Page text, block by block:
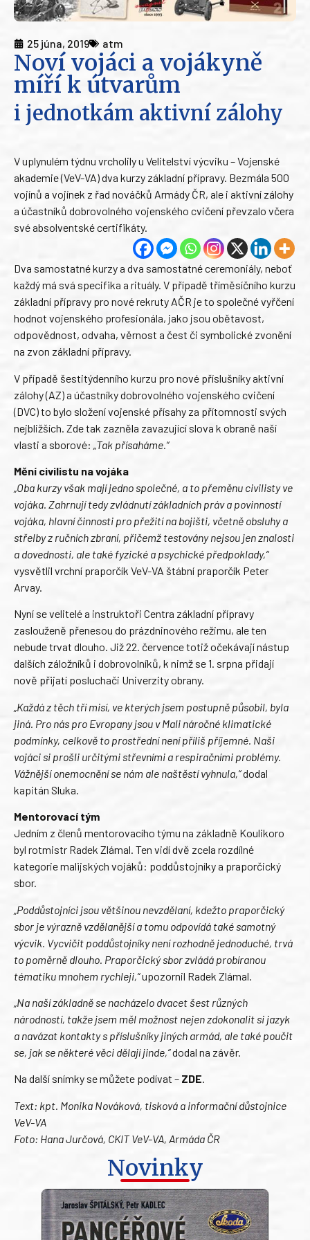
25 júna, 2019 atm
Noví vojáci a vojákyně
míří k útvarům
i jednotkám aktivní zálohy
V uplynulém týdnu vrcholily u Velitelství výcviku – Vojenské
akademie (VeV-VA) dva kurzy základní přípravy. Bezmála 500
vojínů a vojínek z řad nováčků Armády ČR, ale i aktivní zálohy
a účastníků dobrovolného vojenského cvičení převzalo včera
své absolventské certifikáty.
Dva samostatné kurzy a dva samostatné ceremoniály, neboť
každý má svá specifika a rituály. V případě tříměsíčního kurzu
základní přípravy pro nové rekruty AČR je to společné vyřčení
hodnot vojenského profesionála, jako jsou obětavost,
odpovědnost, odvaha, věrnost a čest či symbolické zvonění
na zvon základní přípravy.
V případě šestitýdenního kurzu pro nové příslušníky aktivní
zálohy (AZ) a účastníky dobrovolného vojenského cvičení
(DVC) to bylo složení vojenské přísahy za přítomnosti svých
nejbližších. Zde tak zazněla zavazující slova k obraně naší
vlasti a sborové: „Tak přísaháme.“
Mění civilistu na vojáka
„Oba kurzy však mají jedno společné, a to přeměnu civilisty ve
vojáka. Zahrnují tedy zvládnutí základních práv a povinností
vojáka, hlavní činnosti pro přežití na bojišti, včetně obsluhy a
střelby z ručních zbraní, přičemž testovány nejsou jen znalosti
a dovednosti, ale také fyzické a psychické předpoklady,“
vysvětlil vrchní praporčík VeV-VA štábní praporčík Peter
Arvay.
Nyní se velitelé a instruktoři Centra základní přípravy
zaslouženě přenesou do prázdninového režimu, ale ten
nebude trvat dlouho. Již 22. července totiž očekávají nástup
dalších záložníků i dobrovolníků, k nimž se 1. srpna přidají
nově přijatí posluchači Univerzity obrany.
„Každá z těch tří misí, ve kterých jsem postupně působil, byla
jiná. Pro nás pro Evropany jsou v Mali náročné klimatické
podmínky, celkově to prostřední není příliš příjemné. Naši
vojáci si prošli určitými střevními a respiračními problémy.
Vážnější onemocnění se nám ale naštěstí vyhnula,“dodal
kapitán Sluka.
Mentorovací tým
Jedním z členů mentorovacího týmu na základně Koulikoro
byl rotmistr Radek Zlámal. Ten vidí dvě zcela rozdílné
kategorie malijských vojáků: poddůstojníky a praporčický
sbor.
„Poddůstojníci jsou většinou nevzdělaní, kdežto praporčický
sbor je výrazně vzdělanější a tomu odpovídá také samotný
výcvik. Vycvičit poddůstojníky není rozhodně jednoduché, trvá
to poměrně dlouho. Praporčický sbor zvládá probíranou
tématiku mnohem rychleji,“upozornil Radek Zlámal.
„Na naší základně se nacházelo dvacet šest různých
národností, takže jsem měl možnost nejen zdokonalit si jazyk
a navázat kontakty s příslušníky jiných armád, ale také poučit
se, jak se některé věci dělají jinde,“dodal na závěr.
Na další snímky se můžete podívat – ZDE.
Text: kpt. Monika Nováková, tisková a informační důstojnice
VeV-VA
Foto: Hana Jurčová, CKIT VeV-VA, Armáda ČR
Novinky